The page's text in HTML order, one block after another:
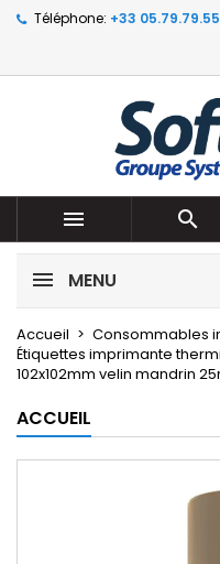
Téléphone: +33
 
MENU
Accueil
Consommables
Étiquettes imprimante
102x102mm velin mandrin
ACCUEIL